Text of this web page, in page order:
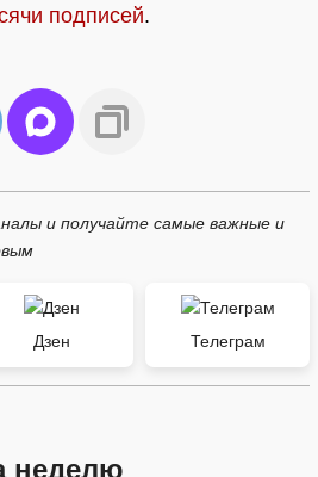
подписей.
и получайте самые важные и
Дзен Телеграм
неделю